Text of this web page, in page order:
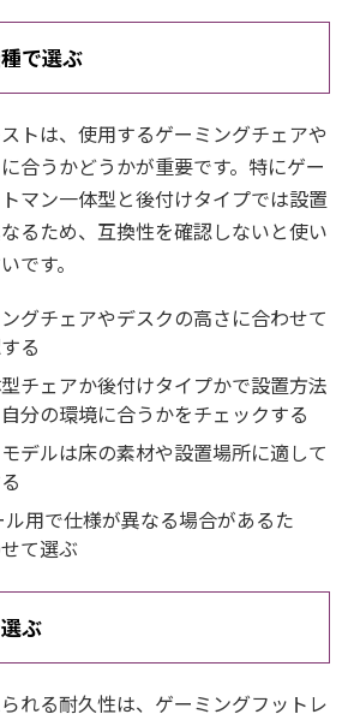
で選ぶ
トは、使用するゲーミングチェアや
合うかどうかが重要です。特にゲー
マン一体型と後付けタイプでは設置
るため、互換性を確認しないと使い
です。
グチェアやデスクの高さに合わせて
る
チェアか後付けタイプかで設置方法
分の環境に合うかをチェックする
デルは床の素材や設置場所に適して
ル用で仕様が異なる場合があるた
て選ぶ
ぶ
れる耐久性は、ゲーミングフットレ